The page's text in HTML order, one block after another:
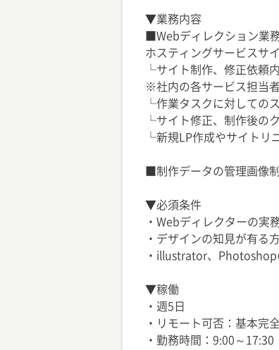
▼業務内容
■Webディレクション業
ホスティングサービスサ
└サイト制作、修正依頼
※社内の各サービス担当
└作業タスクに対しての
└サイト修正、制作後の
└新規LP作成やサイトリ
■制作データの管理画像
▼必須条件
・Webディレクターの実
・デザインの知見が有る方
・illustrator、Photoshop
▼稼働
・週5日
・リモート可否：基本完
・勤務時間：9:00～17:30